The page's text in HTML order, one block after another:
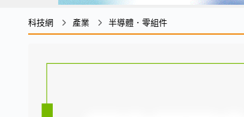
科技網 產業 半導體．零組件